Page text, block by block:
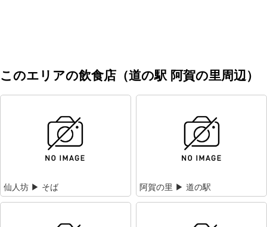
このエリアの飲食店（道の駅 阿賀の里周辺）
仙人坊 ▶ そば 阿賀の里 ▶ 道の駅